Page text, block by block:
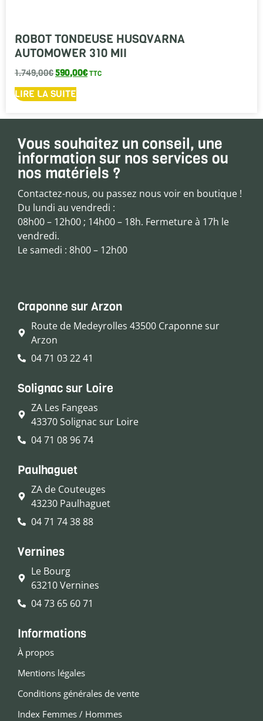
ROBOT TONDEUSE HUSQVARNA
AUTOMOWER 310 MII
1.749,00€590,00€TTC
LIRE LA SUITE
Vous souhaitez un conseil, une
information sur nos services ou
nos matériels ?
Contactez-nous, ou passez nous voir en boutique !
Du lundi au vendredi :
08h00 – 12h00 ; 14h00 – 18h. Fermeture à 17h le
vendredi.
Le samedi : 8h00 – 12h00
Craponne sur Arzon
Route de Medeyrolles 43500 Craponne sur
Arzon
04 71 03 22 41
Solignac sur Loire
ZA Les Fangeas
43370 Solignac sur Loire
04 71 08 96 74
Paulhaguet
ZA de Couteuges
43230 Paulhaguet
04 71 74 38 88
Vernines
Le Bourg
63210 Vernines
04 73 65 60 71
Informations
À propos
Mentions légales
Conditions générales de vente
Index Femmes / Hommes